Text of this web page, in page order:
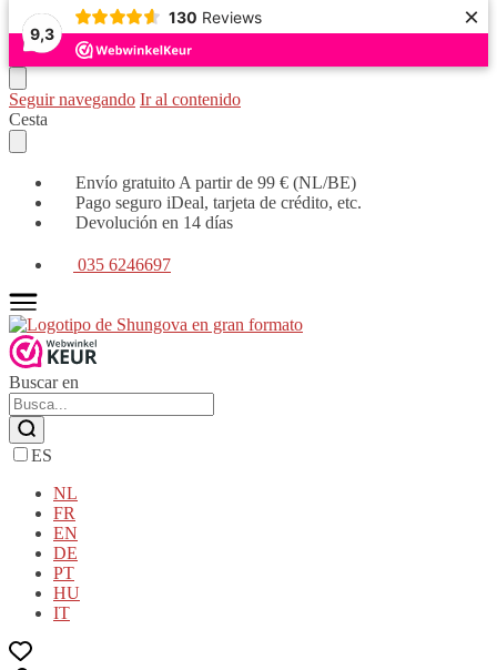
9,3
130 Reviews ×
Seguir navegando Ir al contenido
Cesta
Envío gratuito A partir de 99 € (NL/BE)
Pago seguro iDeal, tarjeta de crédito, etc.
Devolución en 14 días
035 6246697
Buscar en
ES
NL
FR
EN
DE
PT
HU
IT